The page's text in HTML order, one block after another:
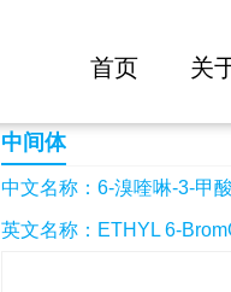
首页 关
6-溴喹啉-3-甲酸乙酯
中间体
中文名称：6-溴喹啉-3-甲
英文名称：ETHYL 6-